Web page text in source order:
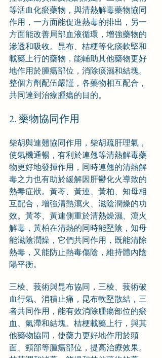
等活血化瘀藥物，與清熱解毒藥物協同
作用，一方面能促進熱毒的排出，另一
方面能改善局部血液循環，增強藥物的
滲透和吸收。昆布、桔梗等化痰軟堅和
載藥上行的藥物，能輔助其他藥物更好
地作用於腫瘍部位，消除痰濕和結塊。
整個方劑配伍嚴謹，各藥物相互配合，
共同達到治療腫瘍的目的。
2. 藥物協同作用
柴胡與連翹協同作用，柴胡疏肝理氣，
使氣機通暢，有利於連翹等清熱解毒藥
物更好地發揮作用，同時連翹的清熱解
毒之力也有助於緩解因肝鬱化火導致的
熱毒症狀。黃芩、黃連、黃柏、知母相
互配合，增強清熱瀉火、滋陰潤燥的功
效。黃芩、黃連側重於清熱燥濕、瀉火
解毒，黃柏在清熱的同時能堅陰，知母
能滋陰潤燥，它們共同作用，既能清除
熱毒，又能防止熱毒傷陰，維持體內陰
陽平衡。
三棱、莪術與昆布協同，三棱、莪術破
血行氣、消積止痛，昆布軟堅散結，三
者共同作用，能有效消除腫瘍部位的瘀
血、氣滯和結塊。桔梗載藥上行，與其
他藥物協同，使藥力更好地作用於頭
面、頸部等腫瘍部位，提高治療效果。